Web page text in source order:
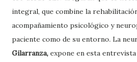
integral, que combine la
acompañamiento psicológico y
paciente como de su entorno. La
Gilarranza, expone en esta entrevista